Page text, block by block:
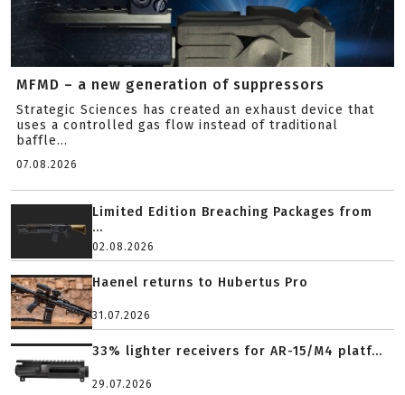
MFMD – a new generation of suppressors
Strategic Sciences has created an exhaust device that
uses a controlled gas flow instead of traditional
baffle...
07.08.2026
Limited Edition Breaching Packages from
...
02.08.2026
Haenel returns to Hubertus Pro
31.07.2026
33% lighter receivers for AR-15/M4 platf...
29.07.2026